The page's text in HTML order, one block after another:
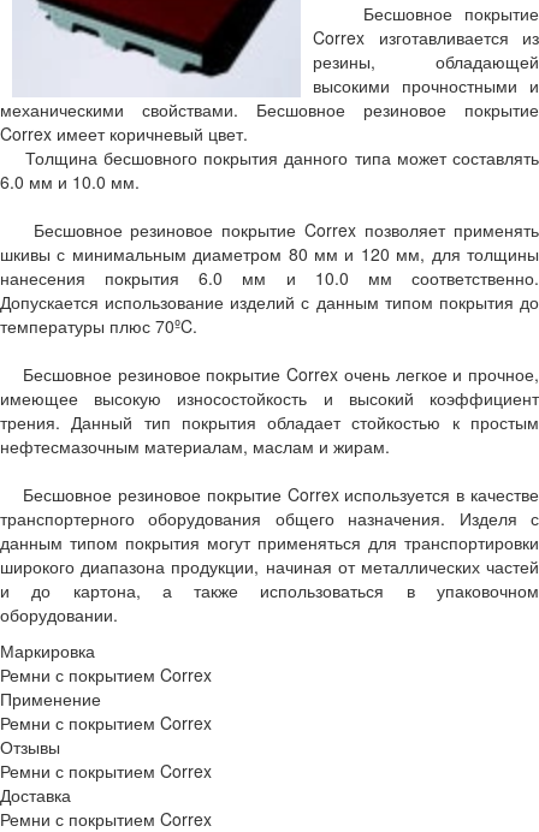
Бесшовное покрытие
Correx изготавливается из
резины, обладающей
высокими прочностными и
механическими свойствами. Бесшовное резиновое покрытие
Correx имеет коричневый цвет.
Толщина бесшовного покрытия данного типа может составлять
6.0 мм и 10.0 мм.
Бесшовное резиновое покрытие Correx позволяет применять
шкивы с минимальным диаметром 80 мм и 120 мм, для толщины
нанесения покрытия 6.0 мм и 10.0 мм соответственно.
Допускается использование изделий с данным типом покрытия до
температуры плюс 70ºC.
Бесшовное резиновое покрытие Correx очень легкое и прочное,
имеющее высокую износостойкость и высокий коэффициент
трения. Данный тип покрытия обладает стойкостью к простым
нефтесмазочным материалам, маслам и жирам.
Бесшовное резиновое покрытие Correx используется в качестве
транспортерного оборудования общего назначения. Изделя с
данным типом покрытия могут применяться для транспортировки
широкого диапазона продукции, начиная от металлических частей
и до картона, а также использоваться в упаковочном
оборудовании.
Маркировка
Ремни с покрытием Correx
Применение
Ремни с покрытием Correx
Отзывы
Ремни с покрытием Correx
Доставка
Ремни с покрытием Correx